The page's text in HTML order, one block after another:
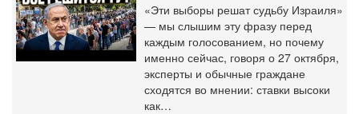
«Эти выборы решат судьбу Израиля»
— мы слышим эту фразу перед
каждым голосованием, но почему
именно сейчас, говоря о 27 октября,
эксперты и обычные граждане
сходятся во мнении: ставки высоки
как…